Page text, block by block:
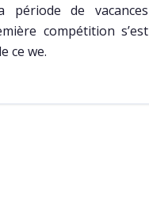
de vacances
compétition s’est
ce we.